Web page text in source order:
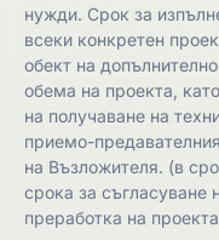
нужди. Срок за
всеки конкретен
обект на
обема на проекта,
на получаване на
приемо-
на Възложителя. (в
срока за съгласуване
преработка на